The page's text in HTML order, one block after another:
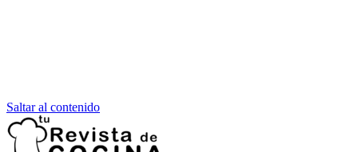
Saltar al contenido